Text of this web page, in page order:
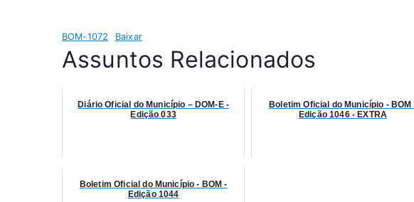
BOM-1072 Baixar
Assuntos Relacionados
Diário Oficial do Município – DOM-E -
Edição 033
Boletim Oficial do Município - BOM
Edição 1046 - EXTRA
Boletim Oficial do Município - BOM -
Edição 1044